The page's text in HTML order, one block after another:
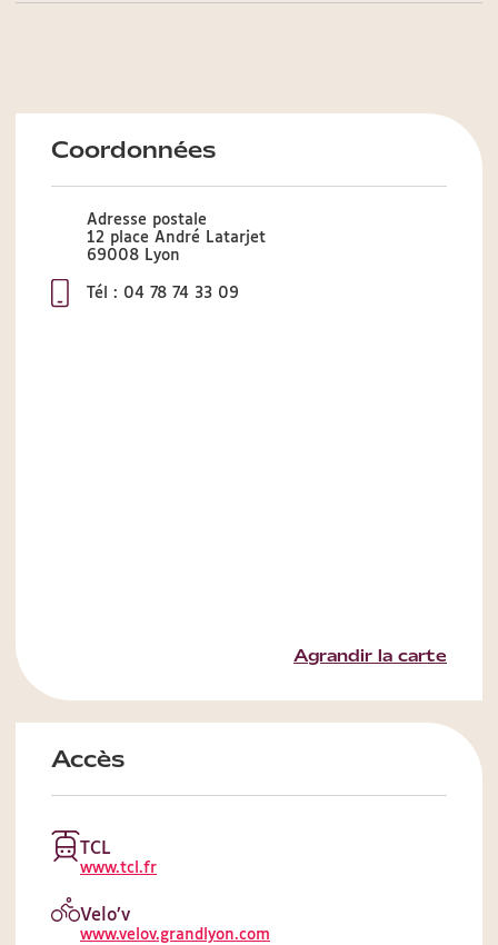
Coordonnées
Adresse postale
12 place André Latarjet
69008 Lyon
Tél : 04 78 74 33 09
Agrandir la carte
Accès
TCL
www.tcl.fr
Velo’v
www.velov.grandlyon.com